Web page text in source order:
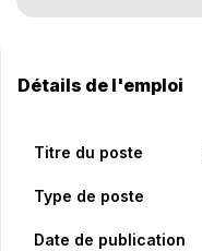
Détails de l'emploi
Titre du poste
Type de poste
Date de publication